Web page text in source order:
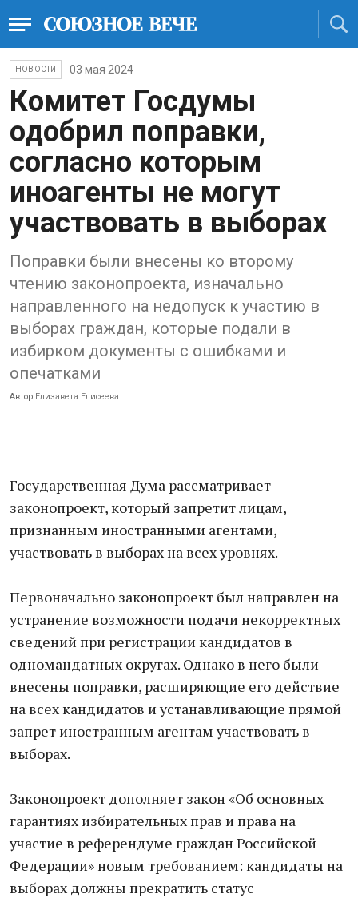
НОВОСТИ 03 мая 2024
Комитет Госдумы
одобрил поправки,
согласно которым
иноагенты не могут
участвовать в выборах
Поправки были внесены ко второму
чтению законопроекта, изначально
направленного на недопуск к участию в
выборах граждан, которые подали в
избирком документы с ошибками и
опечатками
Автор Елизавета Елисеева
Государственная Дума рассматривает
законопроект, который запретит лицам,
признанным иностранными агентами,
участвовать в выборах на всех уровнях.
Первоначально законопроект был направлен на
устранение возможности подачи некорректных
сведений при регистрации кандидатов в
одномандатных округах. Однако в него были
внесены поправки, расширяющие его действие
на всех кандидатов и устанавливающие прямой
запрет иностранным агентам участвовать в
выборах.
Законопроект дополняет закон «Об основных
гарантиях избирательных прав и права на
участие в референдуме граждан Российской
Федерации» новым требованием: кандидаты на
выборах должны прекратить статус